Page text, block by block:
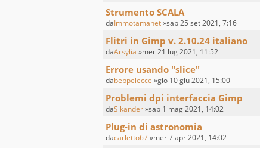
Strumento SCALA
daImmotamanet»sab 25 set 2021, 7:16
Flitri in Gimp v. 2.10.24 italiano
daArsylia »mer 21 lug 2021, 11:52
Errore usando "slice"
dabeppelecce »gio 10 giu 2021, 15:00
Problemi dpi interfaccia Gimp
daSikander»sab 1 mag 2021, 14:02
Plug-in di astronomia
dacarletto67»mer 7 apr 2021, 14:02